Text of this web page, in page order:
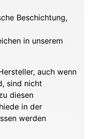
Beschichtung,
in unserem
auch wenn
sind nicht
diesen
in der
werden